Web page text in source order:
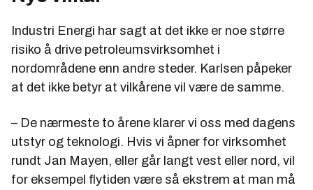
Industri Energi har sagt at det ikke er noe større
risiko å drive petroleumsvirksomhet i
nordområdene enn andre steder. Karlsen påpeker
at det ikke betyr at vilkårene vil være de samme.
– De nærmeste to årene klarer vi oss med dagens
utstyr og teknologi. Hvis vi åpner for virksomhet
rundt Jan Mayen, eller går langt vest eller nord, vil
for eksempel flytiden være så ekstrem at man må